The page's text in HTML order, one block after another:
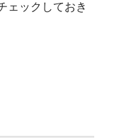
ェックしておき